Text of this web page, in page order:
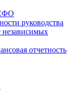
руководства
независимых
отчетность